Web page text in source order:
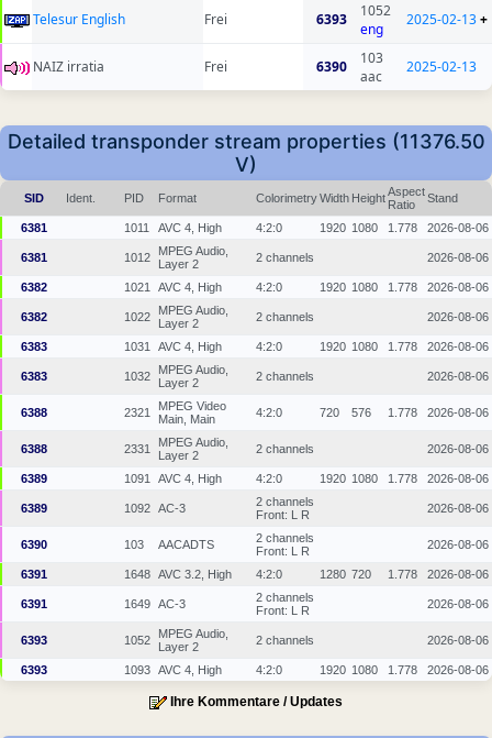
Telesur English Frei 6393
1052
eng
2025-02-13+
NAIZ irratia Frei 6390
103
aac
2025-02-13
Detailed transponder stream properties (11376.50
V)
SID Ident. PID Format ColorimetryWidth HeightAspect
Ratio
Stand
6381 1011 AVC 4, High 4:2:0 1920 1080 1.778 2026-08-06
6381 1012
MPEG Audio,
Layer 2
2 channels 2026-08-06
6382 1021 AVC 4, High 4:2:0 1920 1080 1.778 2026-08-06
6382 1022
MPEG Audio,
Layer 2
2 channels 2026-08-06
6383 1031 AVC 4, High 4:2:0 1920 1080 1.778 2026-08-06
6383 1032
MPEG Audio,
Layer 2
2 channels 2026-08-06
6388 2321
MPEG Video
Main, Main
4:2:0 720 576 1.778 2026-08-06
6388 2331
MPEG Audio,
Layer 2
2 channels 2026-08-06
6389 1091 AVC 4, High 4:2:0 1920 1080 1.778 2026-08-06
6389 1092 AC-3
2 channels
Front: L R
2026-08-06
6390 103 AACADTS
2 channels
Front: L R
2026-08-06
6391 1648 AVC 3.2, High 4:2:0 1280 720 1.778 2026-08-06
6391 1649 AC-3
2 channels
Front: L R
2026-08-06
6393 1052
MPEG Audio,
Layer 2
2 channels 2026-08-06
6393 1093 AVC 4, High 4:2:0 1920 1080 1.778 2026-08-06
Ihre Kommentare / Updates